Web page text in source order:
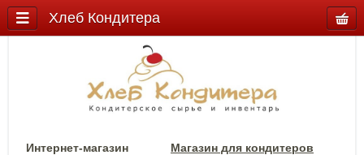
Интернет-магазин Магазин для кондитеров
Хлеб Кондитера